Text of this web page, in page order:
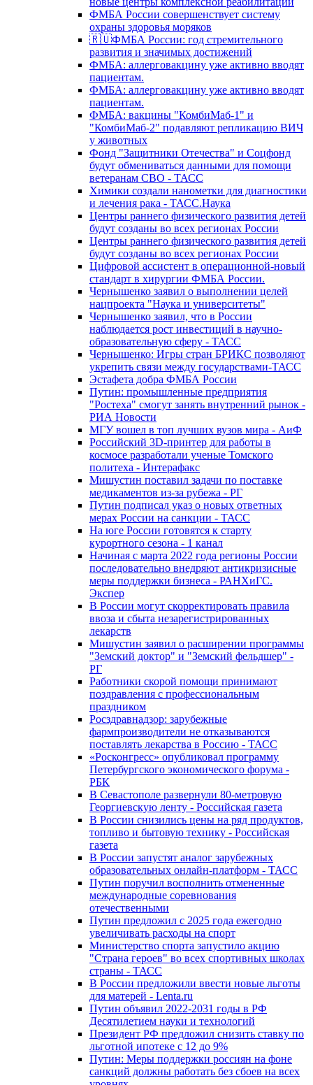
ФМБА России совершенствует систему
охраны здоровья моряков
🇷🇺ФМБА России: год стремительного
развития и значимых достижений
ФМБА: аллерговакцину уже активно вводят
пациентам.
ФМБА: аллерговакцину уже активно вводят
пациентам.
ФМБА: вакцины "КомбиМаб-1" и
"КомбиМаб-2" подавляют репликацию ВИЧ
у животных
Фонд "Защитники Отечества" и Соцфонд
будут обмениваться данными для помощи
ветеранам СВО - ТАСС
Химики создали нанометки для диагностики
и лечения рака - ТАСС.Наука
Центры раннего физического развития детей
будут созданы во всех регионах России
Центры раннего физического развития детей
будут созданы во всех регионах России
Цифровой ассистент в операционной-новый
стандарт в хирургии ФМБА России.
Чернышенко заявил о выполнении целей
нацпроекта "Наука и университеты"
Чернышенко заявил, что в России
наблюдается рост инвестиций в научно-
образовательную сферу - ТАСС
Чернышенко: Игры стран БРИКС позволяют
укрепить связи между государствами-ТАСС
Эстафета добра ФМБА России
Путин: промышленные предприятия
"Ростеха" смогут занять внутренний рынок -
РИА Новости
МГУ вошел в топ лучших вузов мира - АиФ
Российский 3D-принтер для работы в
космосе разработали ученые Томского
политеха - Интерафакс
Мишустин поставил задачи по поставке
медикаментов из-за рубежа - РГ
Путин подписал указ о новых ответных
мерах России на санкции - ТАСС
На юге России готовятся к старту
курортного сезона - 1 канал
Начиная с марта 2022 года регионы России
последовательно внедряют антикризисные
меры поддержки бизнеса - РАНХиГС.
Экспер
В России могут скорректировать правила
ввоза и сбыта незарегистрированных
лекарств
Мишустин заявил о расширении программы
"Земский доктор" и "Земский фельдшер" -
РГ
Работники скорой помощи принимают
поздравления с профессиональным
праздником
Росздравнадзор: зарубежные
фармпроизводители не отказываются
поставлять лекарства в Россию - ТАСС
«Росконгресс» опубликовал программу
Петербургского экономического форума -
РБК
В Севастополе развернули 80-метровую
Георгиевскую ленту - Российская газета
В России снизились цены на ряд продуктов,
топливо и бытовую технику - Российская
газета
В России запустят аналог зарубежных
образовательных онлайн-платформ - ТАСС
Путин поручил восполнить отмененные
международные соревнования
отечественными
Путин предложил с 2025 года ежегодно
увеличивать расходы на спорт
Министерство спорта запустило акцию
"Страна героев" во всех спортивных школах
страны - ТАСС
В России предложили ввести новые льготы
для матерей - Lenta.ru
Путин объявил 2022-2031 годы в РФ
Десятилетием науки и технологий
Президент РФ предложил снизить ставку по
льготной ипотеке с 12 до 9%
Путин: Меры поддержки россиян на фоне
санкций должны работать без сбоев на всех